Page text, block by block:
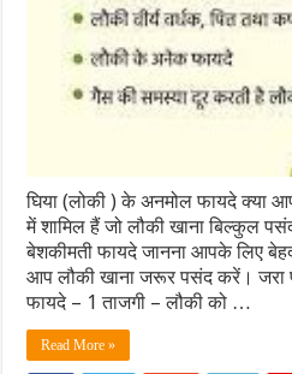
घिया (लोकी ) के अनमोल फायदे क्या
में शामिल हैं जो लौकी खाना बिल्कुल
बेशकीमती फायदे जानना आपके लिए
आप लौकी खाना जरूर पसंद करें। जरा
फायदे – 1 ताजगी – लौकी को …
Read More »